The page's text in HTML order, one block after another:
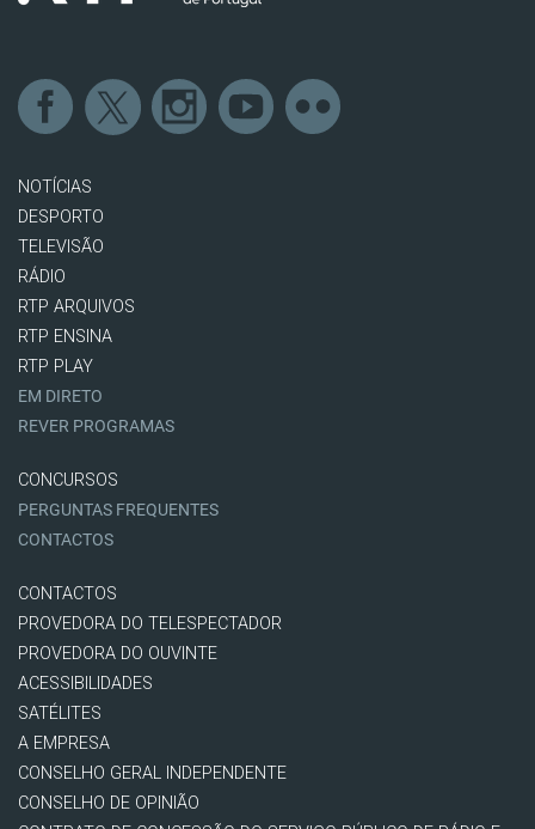
NOTÍCIAS
DESPORTO
TELEVISÃO
RÁDIO
RTP ARQUIVOS
RTP ENSINA
RTP PLAY
EM DIRETO
REVER PROGRAMAS
CONCURSOS
PERGUNTAS FREQUENTES
CONTACTOS
CONTACTOS
PROVEDORA DO TELESPECTADOR
PROVEDORA DO OUVINTE
ACESSIBILIDADES
SATÉLITES
A EMPRESA
CONSELHO GERAL INDEPENDENTE
CONSELHO DE OPINIÃO